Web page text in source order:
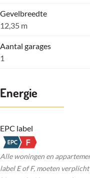
Gevelbreedte
12,35 m
Aantal garages
1
Energie
EPC label
Alle woningen en
label E of F, moeten